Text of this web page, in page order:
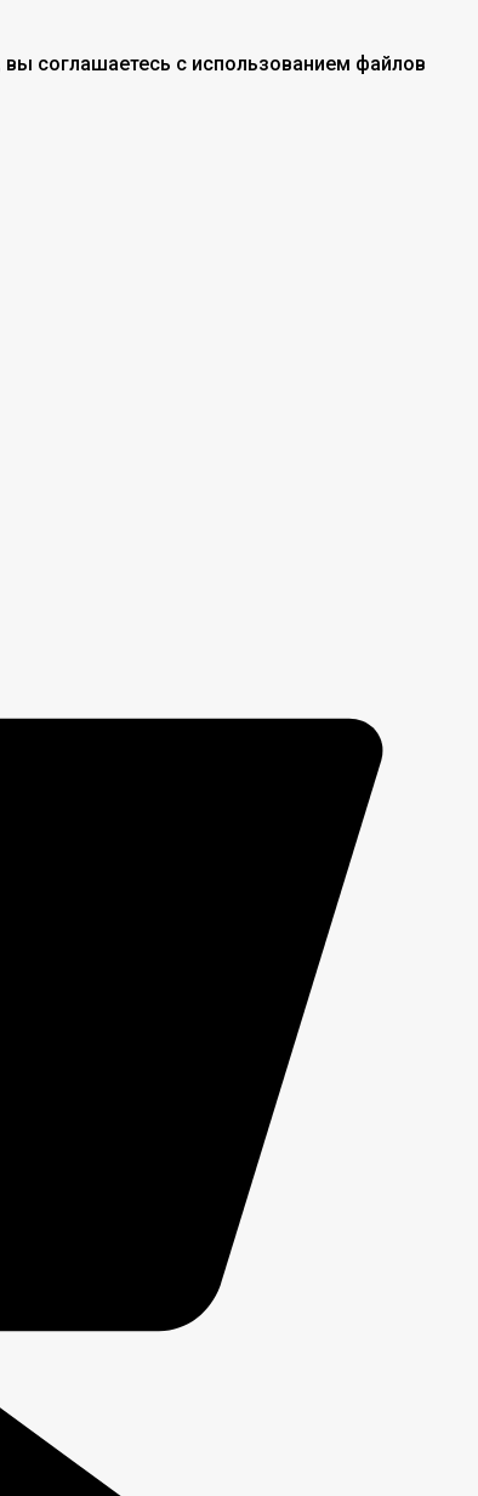
соглашаетесь с использованием файлов